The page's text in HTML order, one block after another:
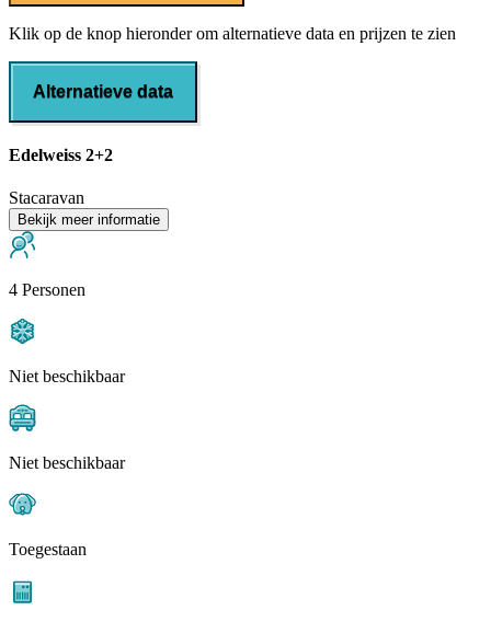
Klik op de knop hieronder om alternatieve data en prijzen te zien
Alternatieve data
Edelweiss 2+2
Stacaravan
Bekijk meer informatie
4 Personen
Niet beschikbaar
Niet beschikbaar
Toegestaan